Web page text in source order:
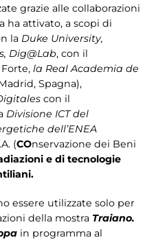
grazie alle collaborazioni
ha attivato, a scopi di
la Duke University,
Dig@Lab, con il
la Real Academia de
Spagna),
con il
Divisione ICT del
dell’ENEA
(COnservazione dei Beni
e di tecnologie
essere utilizzate solo per
della mostra Traiano.
in programma al